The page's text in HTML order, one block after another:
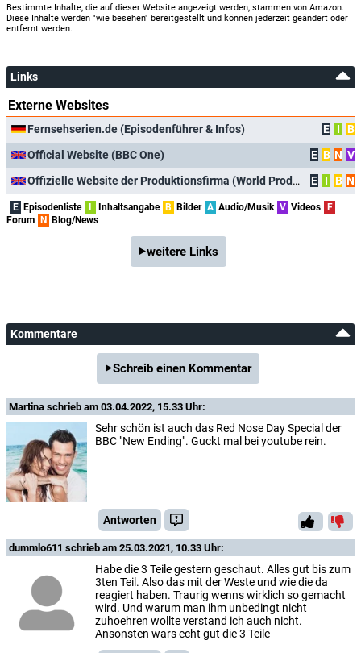
Bestimmte Inhalte, die auf dieser Website angezeigt werden, stammen von Amazon.
Diese Inhalte werden "wie besehen" bereitgestellt und können jederzeit geändert oder
entfernt werden.
Links
Externe Websites
Fernsehserien.de (Episodenführer & Infos) E I
B
Official Website (BBC One)
E B N V
Offizielle Website der Produktionsfirma (World Productions)
E I B N
E Episodenliste Inhaltsangabe B Bilder A Audio/Musik V Videos
F
Forum
N Blog/News
weitere Links
Kommentare
Schreib einen Kommentar
Martina schrieb am 03.04.2022, 15.33 Uhr:
Sehr schön ist auch das Red Nose Day Special der
BBC "New Ending". Guckt mal bei youtube rein.
Antworten
dummlo611 schrieb am 25.03.2021, 10.33 Uhr:
Habe die 3 Teile gestern geschaut. Alles gut bis zum
3ten Teil. Also das mit der Weste und wie die da
reagiert haben. Traurig wenns wirklich so gemacht
wird. Und warum man ihm unbedingt nicht
zuhoehren wollte verstand ich auch nicht.
Ansonsten wars echt gut die 3 Teile